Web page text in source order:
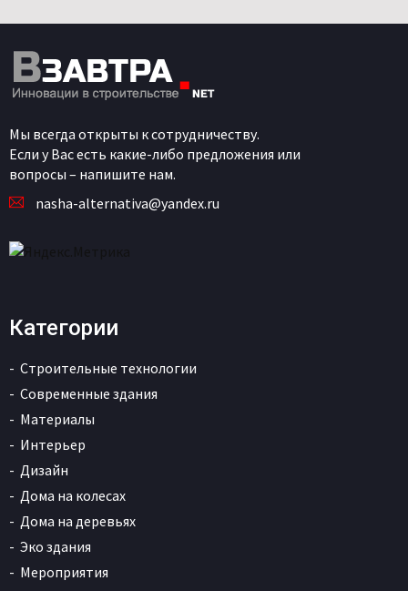
Мы всегда открыты к сотрудничеству.
Если у Вас есть какие-либо предложения или
вопросы – напишите нам.
nasha-alternativa@yandex.ru
Категории
Строительные технологии
Современные здания
Материалы
Интерьер
Дизайн
Дома на колесах
Дома на деревьях
Эко здания
Мероприятия